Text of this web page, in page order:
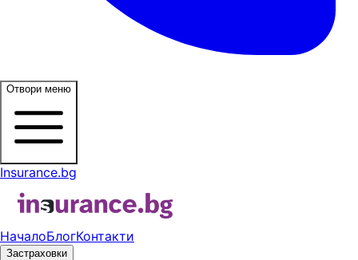
Отвори меню
Insurance.bg
НачалоБлогКонтакти
Застраховки